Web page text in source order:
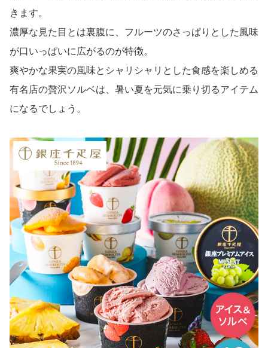
きます。
濃厚な見た目とは裏腹に、フルーツのさっぱりとした風味
が口いっぱいに広がるのが特徴。
爽やかな果実の風味とシャリシャリとした食感を楽しめる
有名店の贅沢ソルベは、暑い夏を元気に乗り切るアイテム
になるでしょう。